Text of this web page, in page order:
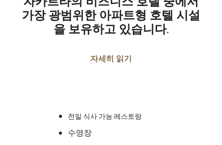
자카르타의 비즈니스 호텔 중에서
가장 광범위한 아파트형 호텔 시설
을 보유하고 있습니다.
자세히 읽기
전일 식사 가능 레스토랑
수영장